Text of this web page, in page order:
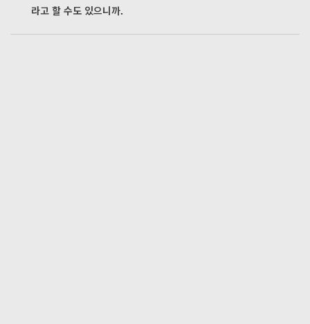
라고 할 수도 있으니까.